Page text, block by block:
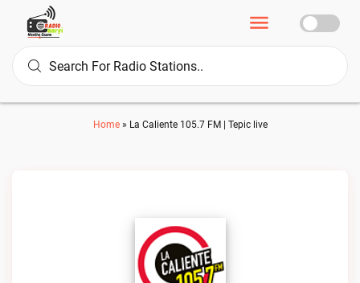
Home» La Caliente 105.7 FM | Tepic live